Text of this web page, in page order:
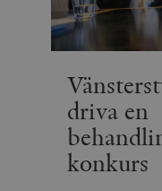
driva en
konkurs